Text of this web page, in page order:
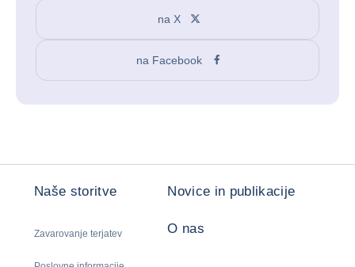
na X
na Facebook
Naše storitve
Zavarovanje terjatev
Novice in publikacije
O nas